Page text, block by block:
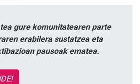
gure komunitatearen parte
erabilera sustatzea eta
pausoak ematea.